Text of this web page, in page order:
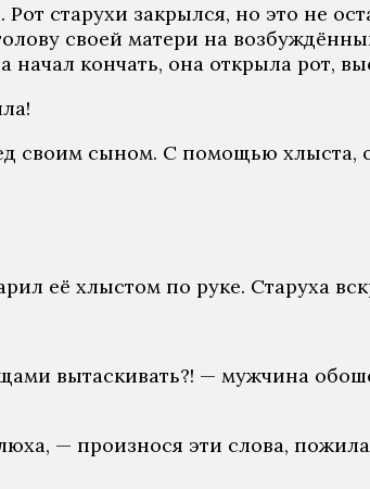
старухи закрылся, но это не
своей матери на
кончать, она открыла рот,
сыном. С помощью хлыста,
её хлыстом по руке. Старуха
вытаскивать?! — мужчина
— произнося эти слова,